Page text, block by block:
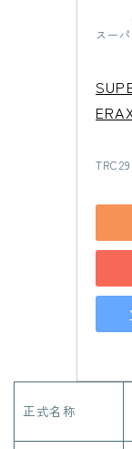
スー
正式名称